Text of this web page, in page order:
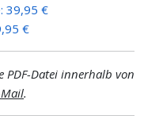
39,95 €
€
PDF-Datei innerhalb von
.